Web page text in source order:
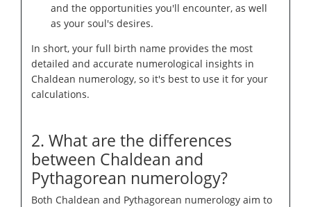
and the opportunities you'll encounter, as well
as your soul's desires.
In short, your full birth name provides the most
detailed and accurate numerological insights in
Chaldean numerology, so it's best to use it for your
calculations.
2. What are the differences
between Chaldean and
Pythagorean numerology?
Both Chaldean and Pythagorean numerology aim to